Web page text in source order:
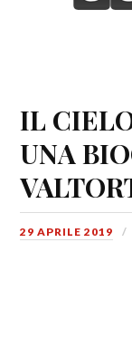
IL
UNA
29 APRILE 2019